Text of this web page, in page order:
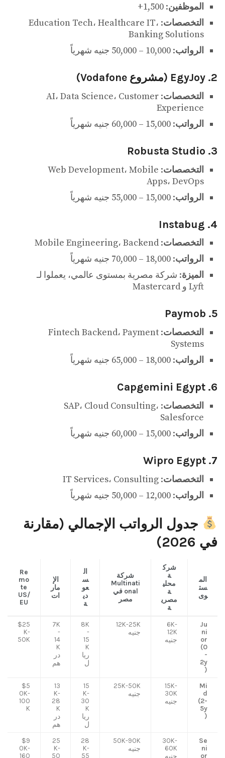
الموظفين: 1,500+
التخصصات : Education Tech، Healthcare IT،
Banking Solutions
الرواتب: 10,000 – 50,000 جنيه شهرياً
2. EgyJoy (مشروع Vodafone)
التخصصات : AI، Data Science، Customer
Experience
الرواتب: 15,000 – 60,000 جنيه شهرياً
3. Robusta Studio
التخصصات : Web Development، Mobile
Apps، DevOps
الرواتب: 15,000 – 55,000 جنيه شهرياً
4. Instabug
التخصصات: Mobile Engineering، Backend
الرواتب: 18,000 – 70,000 جنيه شهرياً
الميزة: شركة مصرية بمستوى عالمي، يعملوا لـ
Lyft و Mastercard
5. Paymob
التخصصات : Fintech Backend، Payment
Systems
الرواتب: 18,000 – 65,000 جنيه شهرياً
6. Capgemini Egypt
التخصصات : SAP، Cloud Consulting،
Salesforce
الرواتب: 15,000 – 60,000 جنيه شهرياً
7. Wipro Egypt
التخصصات: IT Services، Consulting
الرواتب: 12,000 – 50,000 جنيه شهرياً
جدول الرواتب الإجمالي (مقارنة
في 2026)
الم
ست
وى
شرك
ة
محلي
ة
مصري
ة
شركة
Multinati
onal في
مصر
ال
س
عو
دي
ة
الإ
مار
ات
Re
mo
te
US/
EU
Ju
ni
or
(0
-
2y
)
6K-
12K
جنيه
12K-25K
جنيه
8K
-
15
K
ريا
ل
7K
-
14
K
در
هم
$25
K-
50K
Mi
d
(2-
5y
)
15K-
30K
جنيه
25K-50K
جنيه
15
K-
30
K
ريا
ل
13
K-
28
K
در
هم
$5
0K-
100
K
Se
ni
or
30K-
60K
جنيه
50K-90K
جنيه
28
K-
55
25
K-
50
$9
0K-
160